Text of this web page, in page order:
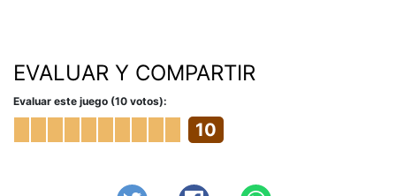
EVALUAR Y COMPARTIR
Evaluar este juego (10 votos):
10